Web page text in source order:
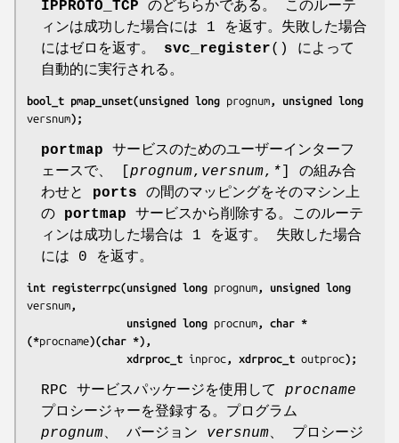
IPPROTO_TCP のどちらかである。 このルーテ
ィンは成功した場合には 1 を返す。失敗した場合
にはゼロを返す。 svc_register() によって
自動的に実行される。
bool_t pmap_unset(unsigned long prognum
versnum);
portmap サービスのためのユーザーインターフ
ェースで、 [ prognum, versnum, * ] の組み合
わせと ports の間のマッピングをそのマシン上
の portmap サービスから削除する。このルーテ
ィンは成功した場合は 1 を返す。 失敗した場合
には 0 を返す。
int registerrpc(unsigned long prognum
versnum ,
                unsigned long
procnum , char *
(*procname)(char *),
                xdrproc_t
inproc , xdrproc_t outproc);
RPC サービスパッケージを使用して procname
プロシージャーを登録する。プログラム
prognum、 バージョン versnum、 プロシージ